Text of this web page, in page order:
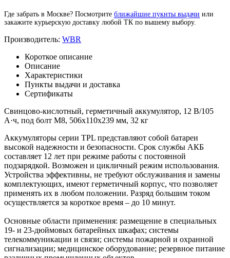
Где забрать в Москве? Посмотрите ближайшие пукнты выдачи или
закажите курьерскую доставку любой ТК по вышему выбору.
Производитель: WBR
Короткое описание
Описание
Характеристики
Пункты выдачи и доставка
Сертификаты
Свинцово-кислотный, герметичный аккумулятор, 12 В/105
А·ч, под болт М8, 506х110х239 мм, 32 кг
Аккумуляторы серии TPL представляют собой батареи
высокой надежности и безопасности. Срок службы АКБ
составляет 12 лет при режиме работы с постоянной
подзарядкой. Возможен и цикличный режим использования.
Устройства эффективны, не требуют обслуживания и замены
комплектующих, имеют герметичный корпус, что позволяет
применять их в любом положении. Разряд большим током
осуществляется за короткое время – до 10 минут.
Основные области применения: размещение в специальных
19- и 23-дюймовых батарейных шкафах; системы
телекоммуникации и связи; системы пожарной и охранной
сигнализации; медицинское оборудование; резервное питание